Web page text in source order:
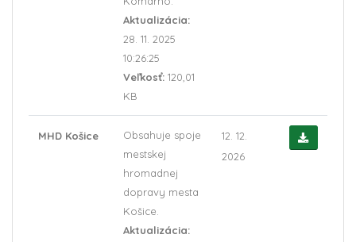
Aktualizácia:
28. 11. 2025
10:26:25
Veľkosť: 120,01
KB
MHD Košice
Obsahuje spoje
mestskej
hromadnej
dopravy mesta
Košice.
Aktualizácia:
12. 12.
2026